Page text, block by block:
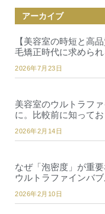
アーカイブ
【美容室の時短と高
毛矯正時代に求めら
2026年7月23日
美容室のウルトラフ
に。比較前に知って
2026年2月14日
なぜ「泡密度」が重
ウルトラファインバ
2026年2月10日